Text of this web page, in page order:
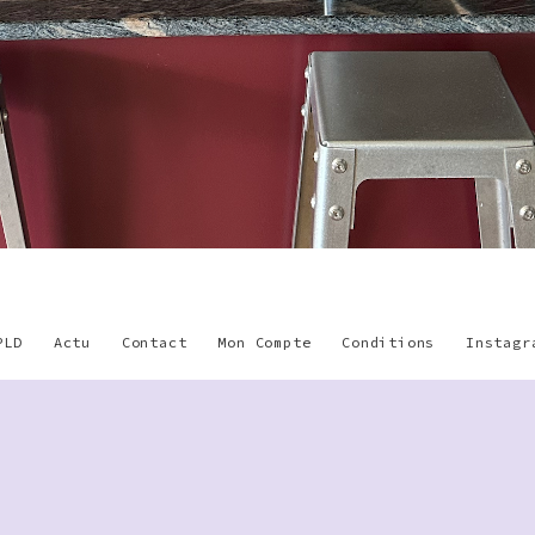
Actu Contact Mon Compte Conditions